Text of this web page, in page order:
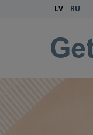
LV RU